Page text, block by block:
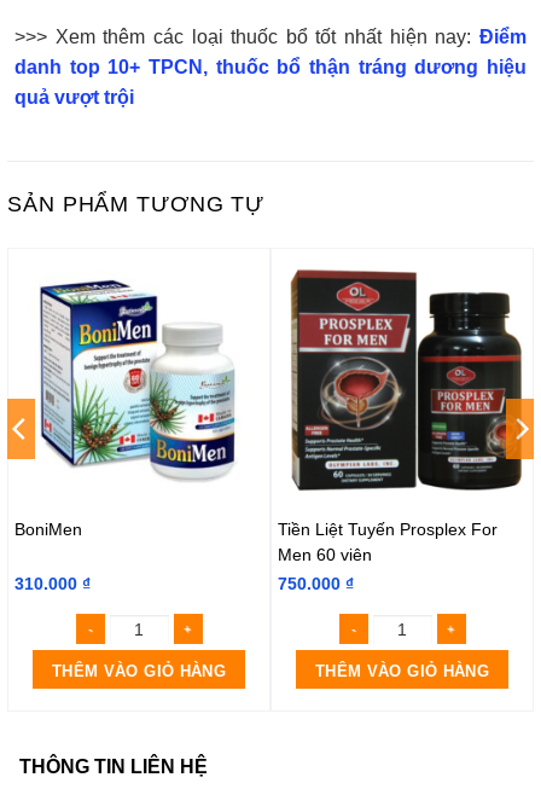
>>> Xem thêm các loại thuốc bổ tốt nhất hiện nay: Điểm
danh top 10+ TPCN, thuốc bổ thận tráng dương hiệu
quả vượt trội
SẢN PHẨM TƯƠNG TỰ
BoniMen
310.000 ₫
THÊM VÀO GIỎ HÀNG
Tiền Liệt Tuyến Prosplex For
Men 60 viên
750.000 ₫
THÊM VÀO GIỎ HÀNG
THÔNG TIN LIÊN HỆ